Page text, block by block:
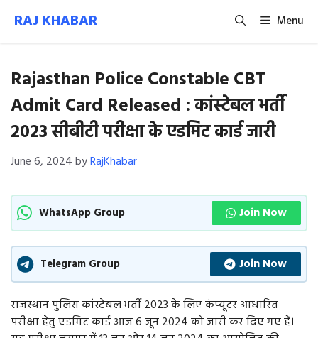
content
RAJ KHABAR Menu
Rajasthan Police Constable CBT
Admit Card Released : कांस्टेबल भर्ती
2023 सीबीटी परीक्षा के एडमिट कार्ड जारी
June 6, 2024byRajKhabar
WhatsApp Group Join Now
Telegram Group Join Now
राजस्थान पुलिस कांस्टेबल भर्ती 2023 के लिए कंप्यूटर आधारित
परीक्षा हेतु एडमिट कार्ड आज 6 जून 2024 को जारी कर दिए गए हैं।